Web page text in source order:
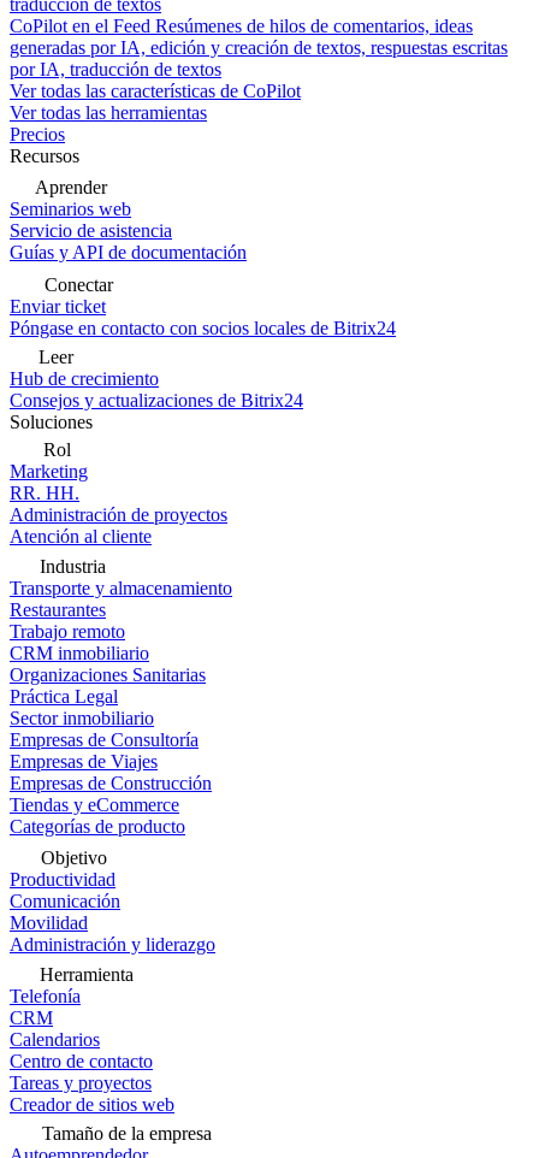
traducción de textos
CoPilot en el Feed Resúmenes de hilos de comentarios, ideas
generadas por IA, edición y creación de textos, respuestas escritas
por IA, traducción de textos
Ver todas las características de CoPilot
Ver todas las herramientas
Precios
Recursos
Aprender
Seminarios web
Servicio de asistencia
Guías y API de documentación
Conectar
Enviar ticket
Póngase en contacto con socios locales de Bitrix24
Leer
Hub de crecimiento
Consejos y actualizaciones de Bitrix24
Soluciones
Rol
Marketing
RR. HH.
Administración de proyectos
Atención al cliente
Industria
Transporte y almacenamiento
Restaurantes
Trabajo remoto
CRM inmobiliario
Organizaciones Sanitarias
Práctica Legal
Sector inmobiliario
Empresas de Consultoría
Empresas de Viajes
Empresas de Construcción
Tiendas y eCommerce
Categorías de producto
Objetivo
Productividad
Comunicación
Movilidad
Administración y liderazgo
Herramienta
Telefonía
CRM
Calendarios
Centro de contacto
Tareas y proyectos
Creador de sitios web
Tamaño de la empresa